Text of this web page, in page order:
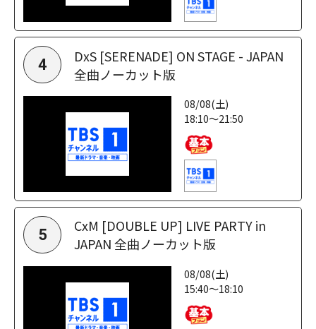
4
DxS [SERENADE] ON STAGE - JAPAN
全曲ノーカット版
08/08(土)
18:10～21:50
5
CxM [DOUBLE UP] LIVE PARTY in
JAPAN 全曲ノーカット版
08/08(土)
15:40～18:10